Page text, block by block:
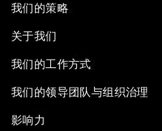
我们的策略
关于我们
我们的工作方式
我们的领导团队与组织治理
影响力